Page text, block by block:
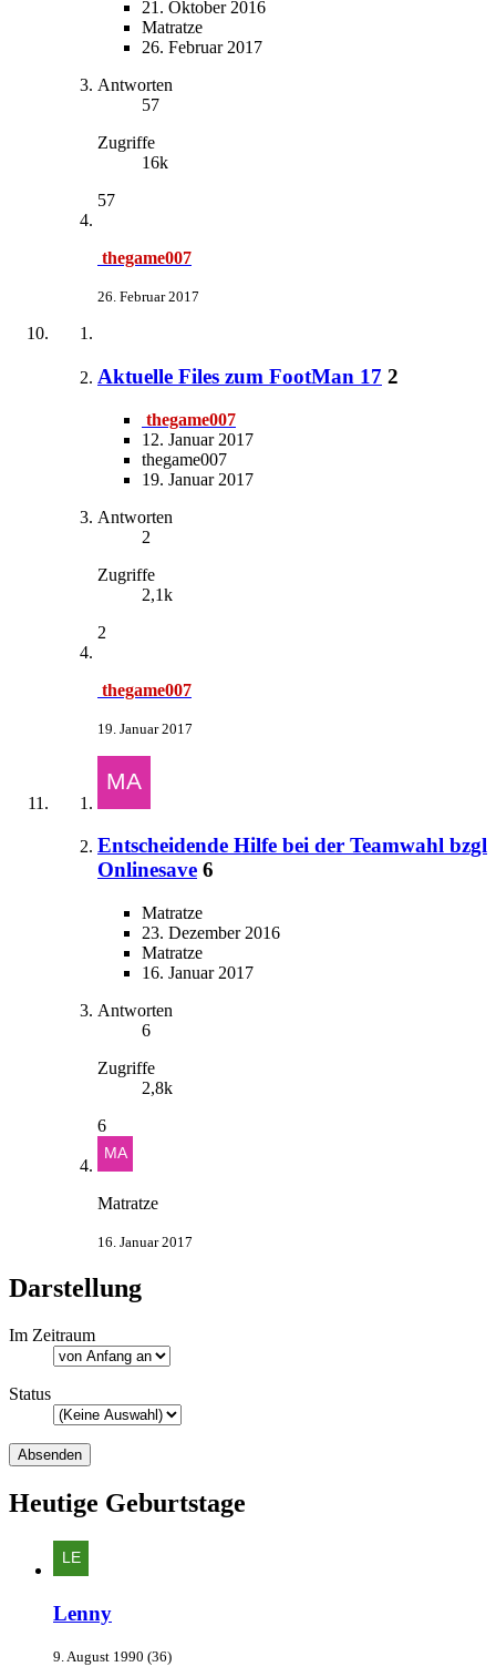
21. Oktober 2016
Matratze
26. Februar 2017
Antworten
57
Zugriffe
16k
57
thegame007
26. Februar 2017
Aktuelle Files zum FootMan 17 2
thegame007
12. Januar 2017
thegame007
19. Januar 2017
Antworten
2
Zugriffe
2,1k
2
thegame007
19. Januar 2017
Entscheidende Hilfe bei der Teamwahl bzgl
Onlinesave 6
Matratze
23. Dezember 2016
Matratze
16. Januar 2017
Antworten
6
Zugriffe
2,8k
6
Matratze
16. Januar 2017
Darstellung
Im Zeitraum
Status
Heutige Geburtstage
Lenny
9. August 1990 (36)